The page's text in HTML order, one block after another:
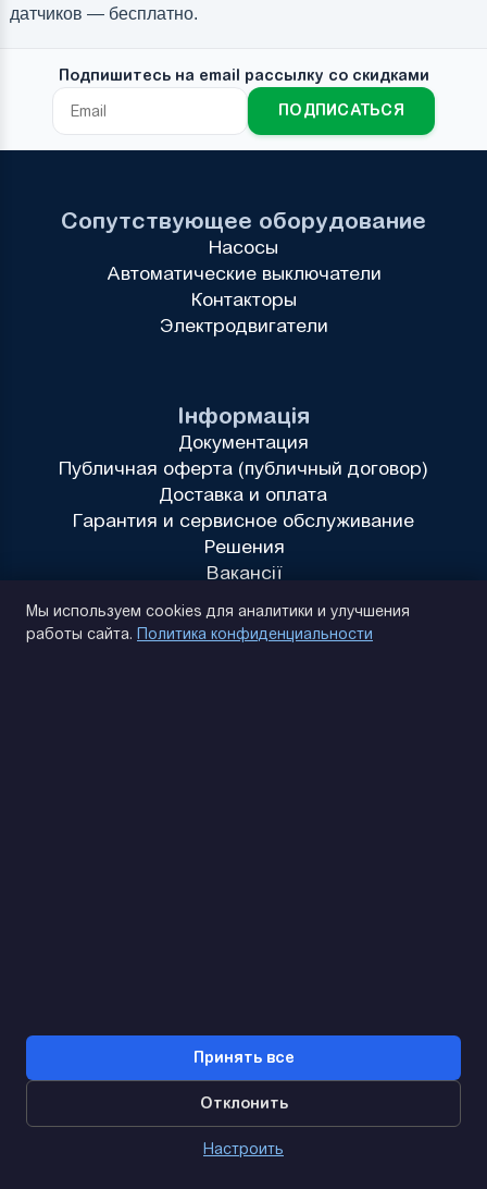
датчиков — бесплатно.
Подпишитесь на email рассылку со скидками
ПОДПИСАТЬСЯ
Інформація
Документация
Публичная оферта (публичный договор)
Доставка и оплата
Гарантия и сервисное обслуживание
Решения
Вакансії
Сопутствующее оборудование
Насосы
Автоматические выключатели
Контакторы
Электродвигатели
Мы используем cookies для аналитики и улучшения
работы сайта. Политика конфиденциальности
Принять все
Отклонить
Настроить